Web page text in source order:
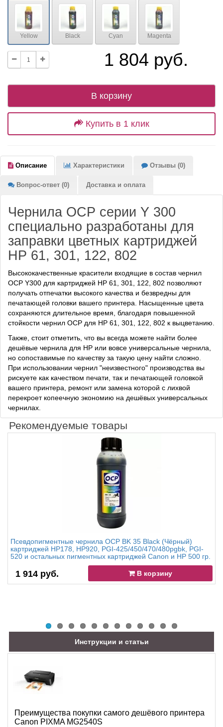
Yellow Black Cyan Magenta
1 804 руб.
В корзину
Купить в 1 клик
Описание Характеристики Отзывы (0)
Вопрос-ответ (0) Доставка и оплата
Чернила OCP серии Y 300
специально разработаны для
заправки цветных картриджей
HP 61, 301, 122, 802
Высококачественные красители входящие в состав чернил
OCP Y300 для картриджей HP 61, 301, 122, 802 позволяют
получать отпечатки высокого качества и безвредны для
печатающей головки вашего принтера. Насыщенные цвета
сохраняются длительное время, благодаря повышенной
стойкости чернил OCP для HP 61, 301, 122, 802 к выцветанию.
Также, стоит отметить, что вы всегда можете найти более
дешёвые чернила для HP или вовсе универсальные чернила,
но сопоставимые по качеству за такую цену найти сложно.
При использовании чернил "неизвестного" производства вы
рискуете как качеством печати, так и печатающей головкой
вашего принтера, ремонт или замена которой с лихвой
перекроет копеечную экономию на дешёвых универсальных
чернилах.
Рекомендуемые товары
Псевдопигментные чернила OCP BK 35 Black (Чёрный)
картриджей HP178, HP920, PGI-425/450/470/480pgbk, PGI-
520 и остальных пигментных картриджей Canon и HP 500 гр.
1 914 руб. В корзину
Инструкции и статьи
Преимущества покупки самого дешёвого принтера
Canon PIXMA MG2540S